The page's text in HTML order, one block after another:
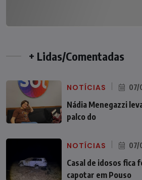
+ Lidas/Comentadas
NOTÍCIAS 07/
Nádia Menegazzi
palco do
NOTÍCIAS 07/
Casal de idosos fica
capotar em Pouso